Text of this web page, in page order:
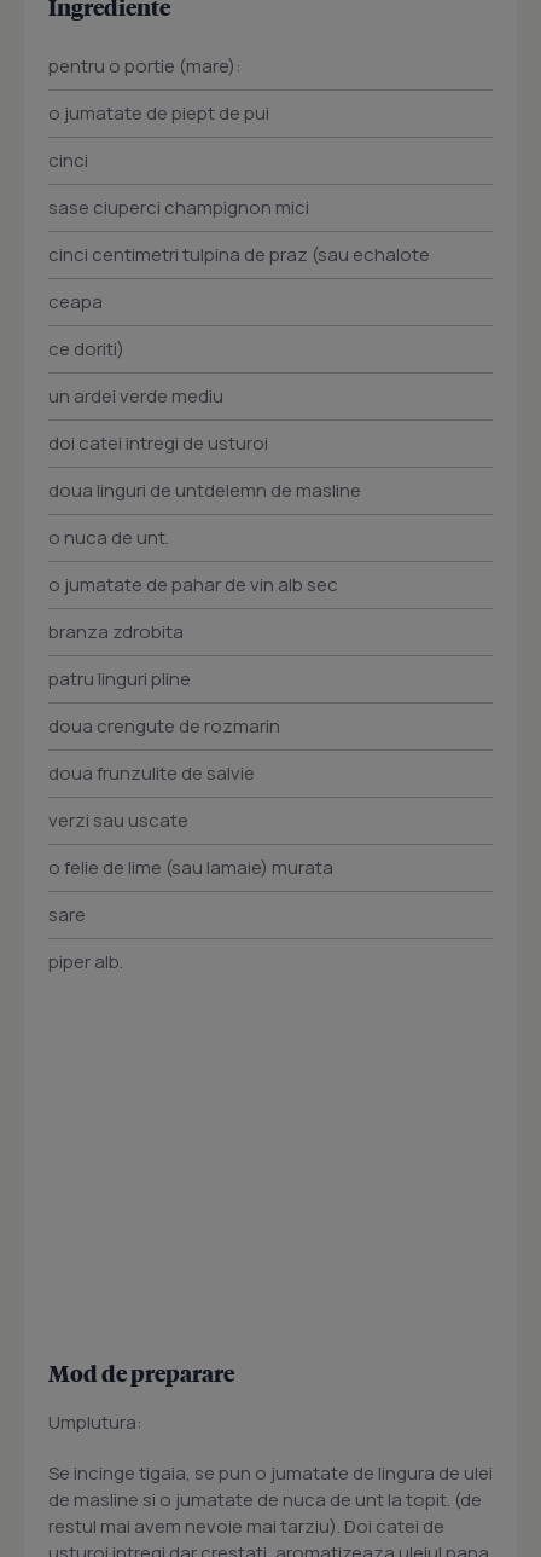
Ingrediente
pentru o portie (mare):
o jumatate de piept de pui
cinci
sase ciuperci champignon mici
cinci centimetri tulpina de praz (sau echalote
ceapa
ce doriti)
un ardei verde mediu
doi catei intregi de usturoi
doua linguri de untdelemn de masline
o nuca de unt.
o jumatate de pahar de vin alb sec
branza zdrobita
patru linguri pline
doua crengute de rozmarin
doua frunzulite de salvie
verzi sau uscate
o felie de lime (sau lamaie) murata
sare
piper alb.
Mod de preparare
Umplutura:
Se incinge tigaia, se pun o jumatate de lingura de ulei
de masline si o jumatate de nuca de unt la topit. (de
restul mai avem nevoie mai tarziu). Doi catei de